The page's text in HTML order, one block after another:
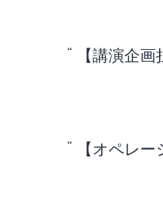
【講演企
【オペレ